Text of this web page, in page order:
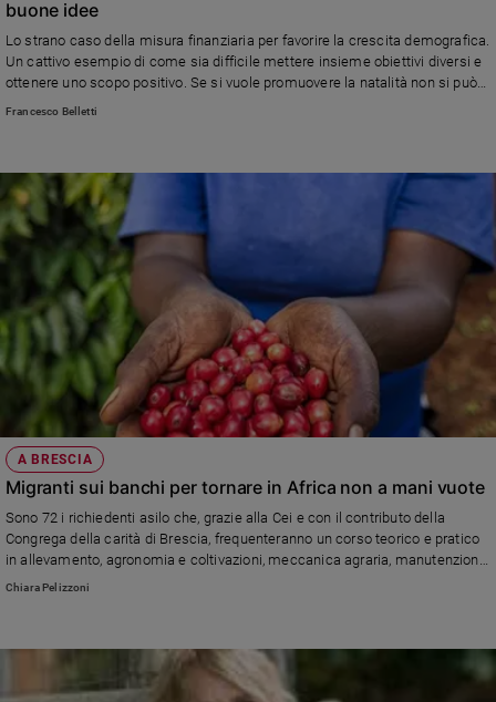
buone idee
Lo strano caso della misura finanziaria per favorire la crescita demografica.
Un cattivo esempio di come sia difficile mettere insieme obiettivi diversi e
ottenere uno scopo positivo. Se si vuole promuovere la natalità non si può
non passare dalla fiscalità generale, da un radicale intervento
Francesco Belletti
A BRESCIA
Migranti sui banchi per tornare in Africa non a mani vuote
Sono 72 i richiedenti asilo che, grazie alla Cei e con il contributo della
Congrega della carità di Brescia, frequenteranno un corso teorico e pratico
in allevamento, agronomia e coltivazioni, meccanica agraria, manutenzione
e sicurezza.
Chiara Pelizzoni